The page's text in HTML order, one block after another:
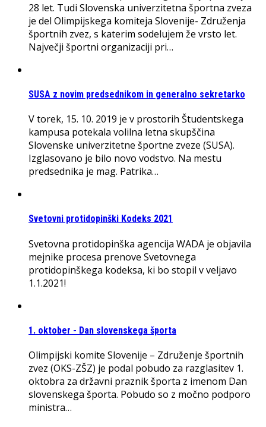
28 let. Tudi Slovenska univerzitetna športna zveza
je del Olimpijskega komiteja Slovenije- Združenja
športnih zvez, s katerim sodelujem že vrsto let.
Največji športni organizaciji pri…
SUSA z novim predsednikom in generalno sekretarko
V torek, 15. 10. 2019 je v prostorih Študentskega
kampusa potekala volilna letna skupščina
Slovenske univerzitetne športne zveze (SUSA).
Izglasovano je bilo novo vodstvo. Na mestu
predsednika je mag. Patrika…
Svetovni protidopinški Kodeks 2021
Svetovna protidopinška agencija WADA je objavila
mejnike procesa prenove Svetovnega
protidopinškega kodeksa, ki bo stopil v veljavo
1.1.2021!
1. oktober - Dan slovenskega športa
Olimpijski komite Slovenije – Združenje športnih
zvez (OKS-ZŠZ) je podal pobudo za razglasitev 1.
oktobra za državni praznik športa z imenom Dan
slovenskega športa. Pobudo so z močno podporo
ministra…